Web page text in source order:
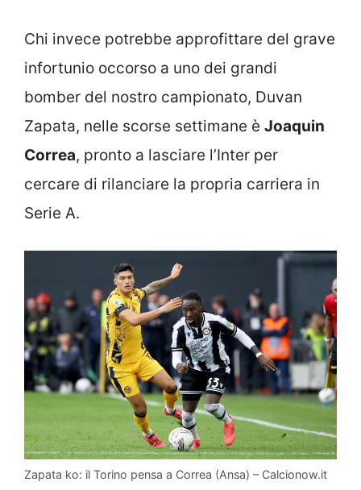
Chi invece potrebbe approfittare del grave
infortunio occorso a uno dei grandi
bomber del nostro campionato, Duvan
Zapata, nelle scorse settimane è Joaquin
Correa, pronto a lasciare l’Inter per
cercare di rilanciare la propria carriera in
Serie A.
Zapata ko: il Torino pensa a Correa (Ansa) – Calcionow.it